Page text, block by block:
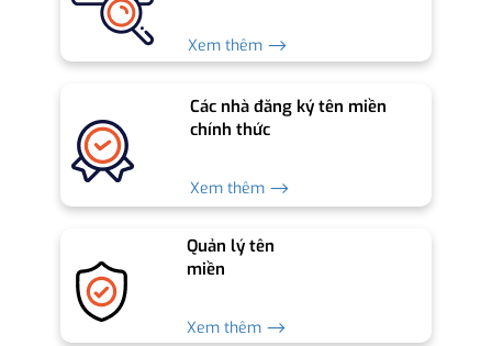
Xem thêm ⟶
Các nhà đăng ký tên miền
chính thức
Xem thêm ⟶
Quản lý tên
miền
Xem thêm ⟶